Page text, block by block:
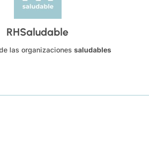
RHSaludable
las organizaciones saludables